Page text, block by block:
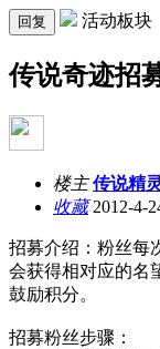
回复 活动板块
传说奇迹招
楼主 传说精灵
收藏2012-4-
招募介绍：粉丝每
会获得相对应的名
鼓励积分。
招募粉丝步骤：